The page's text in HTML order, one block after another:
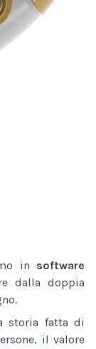
in software
dalla doppia
storia fatta di
il valore